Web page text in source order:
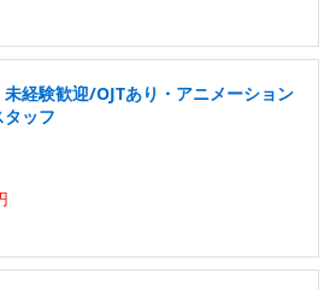
未経験歓迎/OJTあり・アニメーション
ッフ